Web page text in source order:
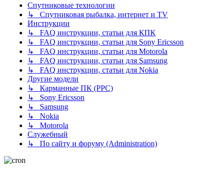
Спутниковые технологии
↳ Спутниковая рыбалка, интернет и TV
Инструкции
↳ FAQ инструкции, статьи для КПК
↳ FAQ инструкции, статьи для Sony Ericsson
↳ FAQ инструкции, статьи для Motorola
↳ FAQ инструкции, статьи для Samsung
↳ FAQ инструкции, статьи для Nokia
Другие модели
↳ Карманные ПК (PPC)
↳ Sony Ericsson
↳ Samsung
↳ Nokia
↳ Motorola
Служебный
↳ По сайту и форуму (Administration)